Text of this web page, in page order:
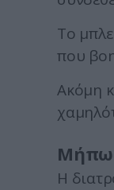
Το
που
Ακόμη
Η